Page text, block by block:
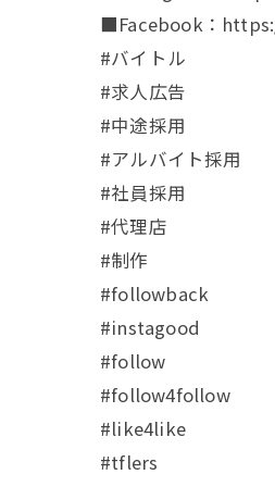
■Facebook：
#バイトル
#求人広告
#中途採用
#アルバイト採用
#社員採用
#代理店
#制作
#followback
#instagood
#follow
#follow4follow
#like4like
#tflers